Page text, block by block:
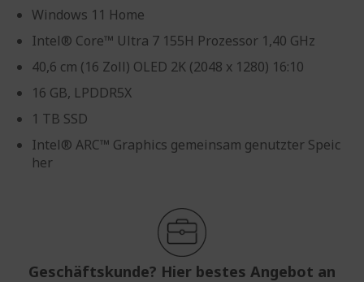
Windows 11 Home
Intel® Core™ Ultra 7 155H Prozessor 1,40 GHz
40,6 cm (16 Zoll) OLED 2K (2048 x 1280) 16:10
16 GB, LPDDR5X
1 TB SSD
Intel® ARC™ Graphics gemeinsam genutzter Speic
her
Geschäftskunde? Hier bestes Angebot an